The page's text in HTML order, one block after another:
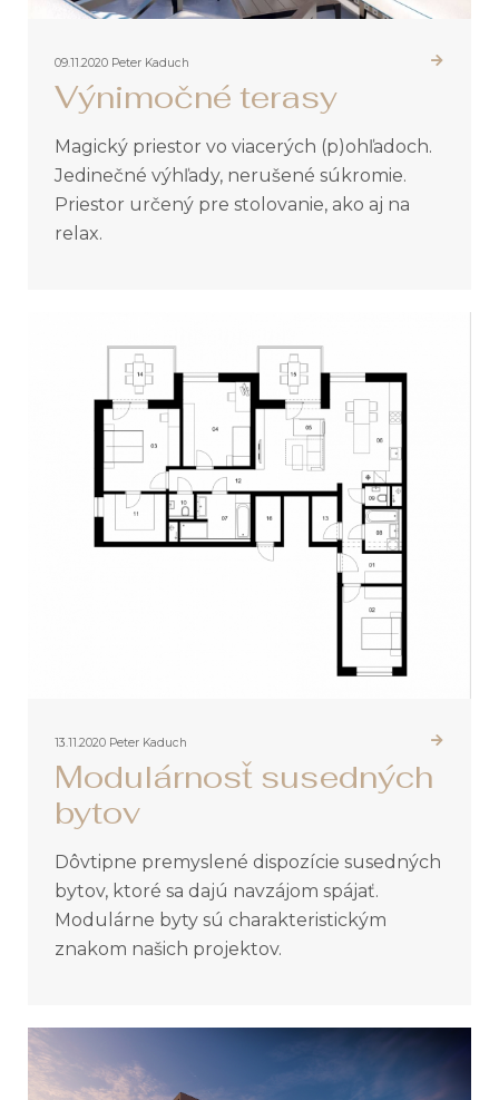
09.11.2020 Peter Kaduch
Výnimočné terasy
Magický priestor vo viacerých (p)ohľadoch.
Jedinečné výhľady, nerušené súkromie.
Priestor určený pre stolovanie, ako aj na
relax.
13.11.2020 Peter Kaduch
Modulárnosť susedných
bytov
Dôvtipne premyslené dispozície susedných
bytov, ktoré sa dajú navzájom spájať.
Modulárne byty sú charakteristickým
znakom našich projektov.